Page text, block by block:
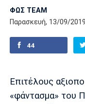
Ελλάδα
Champions
Conference
EuroLeague
ΝΒΑ
Champions
Πόλο
Τένις
Στίβος
Auto-Moto
Παναθηναϊκός
Τρίπολης
ΦΩΣ TEAM
Παρασκευή, 13/09/
44
Επιτέλους
«φάντασμα» του